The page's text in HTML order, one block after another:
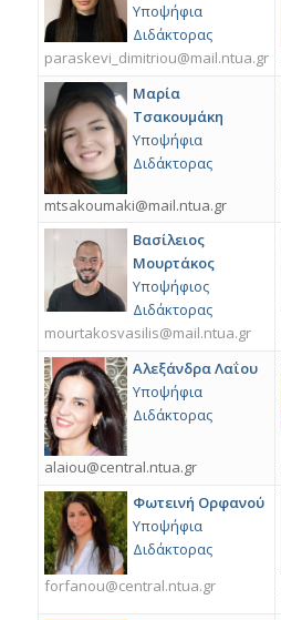
Υποψήφια
Διδάκτορας
paraskevi_dimitriou@mail.ntua.gr
Μαρία
Τσακουμάκη
Υποψήφια
Διδάκτορας
mtsakoumaki@mail.ntua.gr
Βασίλειος
Μουρτάκος
Υποψήφιος
Διδάκτορας
mourtakosvasilis@mail.ntua.gr
Αλεξάνδρα Λαΐου
Υποψήφια
Διδάκτορας
alaiou@central.ntua.gr
Φωτεινή Ορφανού
Υποψήφια
Διδάκτορας
forfanou@central.ntua.gr